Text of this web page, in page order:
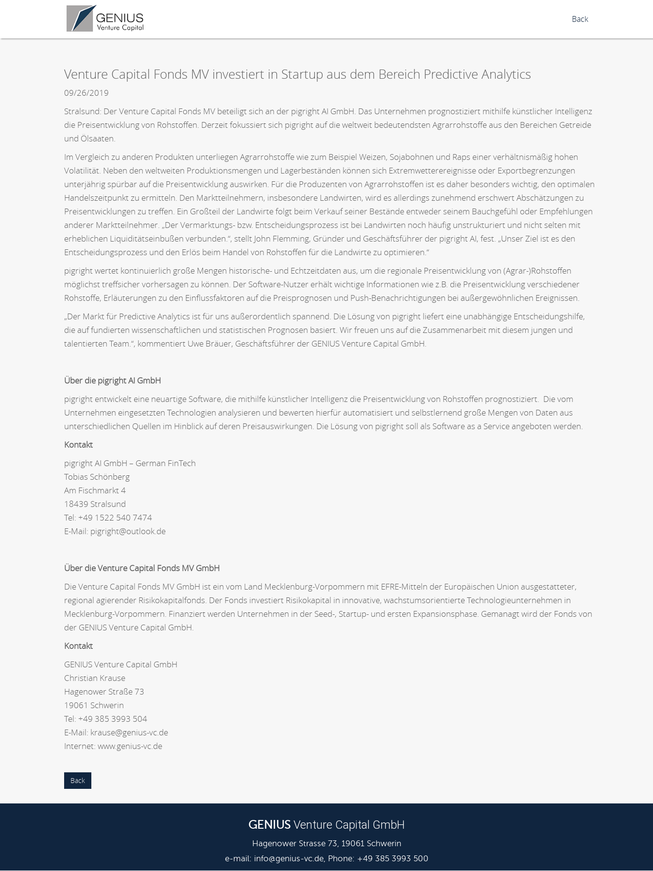
Back
Venture Capital Fonds MV investiert in Startup aus dem Bereich Predictive Analytics
09/26/2019
Stralsund: Der Venture Capital Fonds MV beteiligt sich an der pigright AI GmbH. Das Unternehmen prognostiziert mithilfe künstlicher Intelligenz
die Preisentwicklung von Rohstoffen. Derzeit fokussiert sich pigright auf die weltweit bedeutendsten Agrarrohstoffe aus den Bereichen Getreide
und Ölsaaten.
Im Vergleich zu anderen Produkten unterliegen Agrarrohstoffe wie zum Beispiel Weizen, Sojabohnen und Raps einer verhältnismäßig hohen
Volatilität. Neben den weltweiten Produktionsmengen und Lagerbeständen können sich Extremwetterereignisse oder Exportbegrenzungen
unterjährig spürbar auf die Preisentwicklung auswirken. Für die Produzenten von Agrarrohstoffen ist es daher besonders wichtig, den optimalen
Handelszeitpunkt zu ermitteln. Den Marktteilnehmern, insbesondere Landwirten, wird es allerdings zunehmend erschwert Abschätzungen zu
Preisentwicklungen zu treffen. Ein Großteil der Landwirte folgt beim Verkauf seiner Bestände entweder seinem Bauchgefühl oder Empfehlungen
anderer Marktteilnehmer. „Der Vermarktungs- bzw. Entscheidungsprozess ist bei Landwirten noch häufig unstrukturiert und nicht selten mit
erheblichen Liquiditätseinbußen verbunden.“, stellt John Flemming, Gründer und Geschäftsführer der pigright AI, fest. „Unser Ziel ist es den
Entscheidungsprozess und den Erlös beim Handel von Rohstoffen für die Landwirte zu optimieren.“
pigright wertet kontinuierlich große Mengen historische- und Echtzeitdaten aus, um die regionale Preisentwicklung von (Agrar-)Rohstoffen
möglichst treffsicher vorhersagen zu können. Der Software-Nutzer erhält wichtige Informationen wie z.B. die Preisentwicklung verschiedener
Rohstoffe, Erläuterungen zu den Einflussfaktoren auf die Preisprognosen und Push-Benachrichtigungen bei außergewöhnlichen Ereignissen.
„Der Markt für Predictive Analytics ist für uns außerordentlich spannend. Die Lösung von pigright liefert eine unabhängige Entscheidungshilfe,
die auf fundierten wissenschaftlichen und statistischen Prognosen basiert. Wir freuen uns auf die Zusammenarbeit mit diesem jungen und
talentierten Team.“, kommentiert Uwe Bräuer, Geschäftsführer der GENIUS Venture Capital GmbH.
Über die pigright AI GmbH
pigright entwickelt eine neuartige Software, die mithilfe künstlicher Intelligenz die Preisentwicklung von Rohstoffen prognostiziert. Die vom
Unternehmen eingesetzten Technologien analysieren und bewerten hierfür automatisiert und selbstlernend große Mengen von Daten aus
unterschiedlichen Quellen im Hinblick auf deren Preisauswirkungen. Die Lösung von pigright soll als Software as a Service angeboten werden.
Kontakt
pigright AI GmbH – German FinTech
Tobias Schönberg
Am Fischmarkt 4
18439 Stralsund
Tel: +49 1522 540 7474
E-Mail: pigright@outlook.de
Über die Venture Capital Fonds MV GmbH
Die Venture Capital Fonds MV GmbH ist ein vom Land Mecklenburg-Vorpommern mit EFRE-Mitteln der Europäischen Union ausgestatteter,
regional agierender Risikokapitalfonds. Der Fonds investiert Risikokapital in innovative, wachstumsorientierte Technologieunternehmen in
Mecklenburg-Vorpommern. Finanziert werden Unternehmen in der Seed-, Startup- und ersten Expansionsphase. Gemanagt wird der Fonds von
der GENIUS Venture Capital GmbH.
Kontakt
GENIUS Venture Capital GmbH
Christian Krause
Hagenower Straße 73
19061 Schwerin
Tel: +49 385 3993 504
E-Mail: krause@genius-vc.de
Internet: www.genius-vc.de
Back
GENIUS Venture Capital GmbH
Hagenower Strasse 73, 19061 Schwerin
e-mail: info@genius-vc.de, Phone: +49 385 3993 500